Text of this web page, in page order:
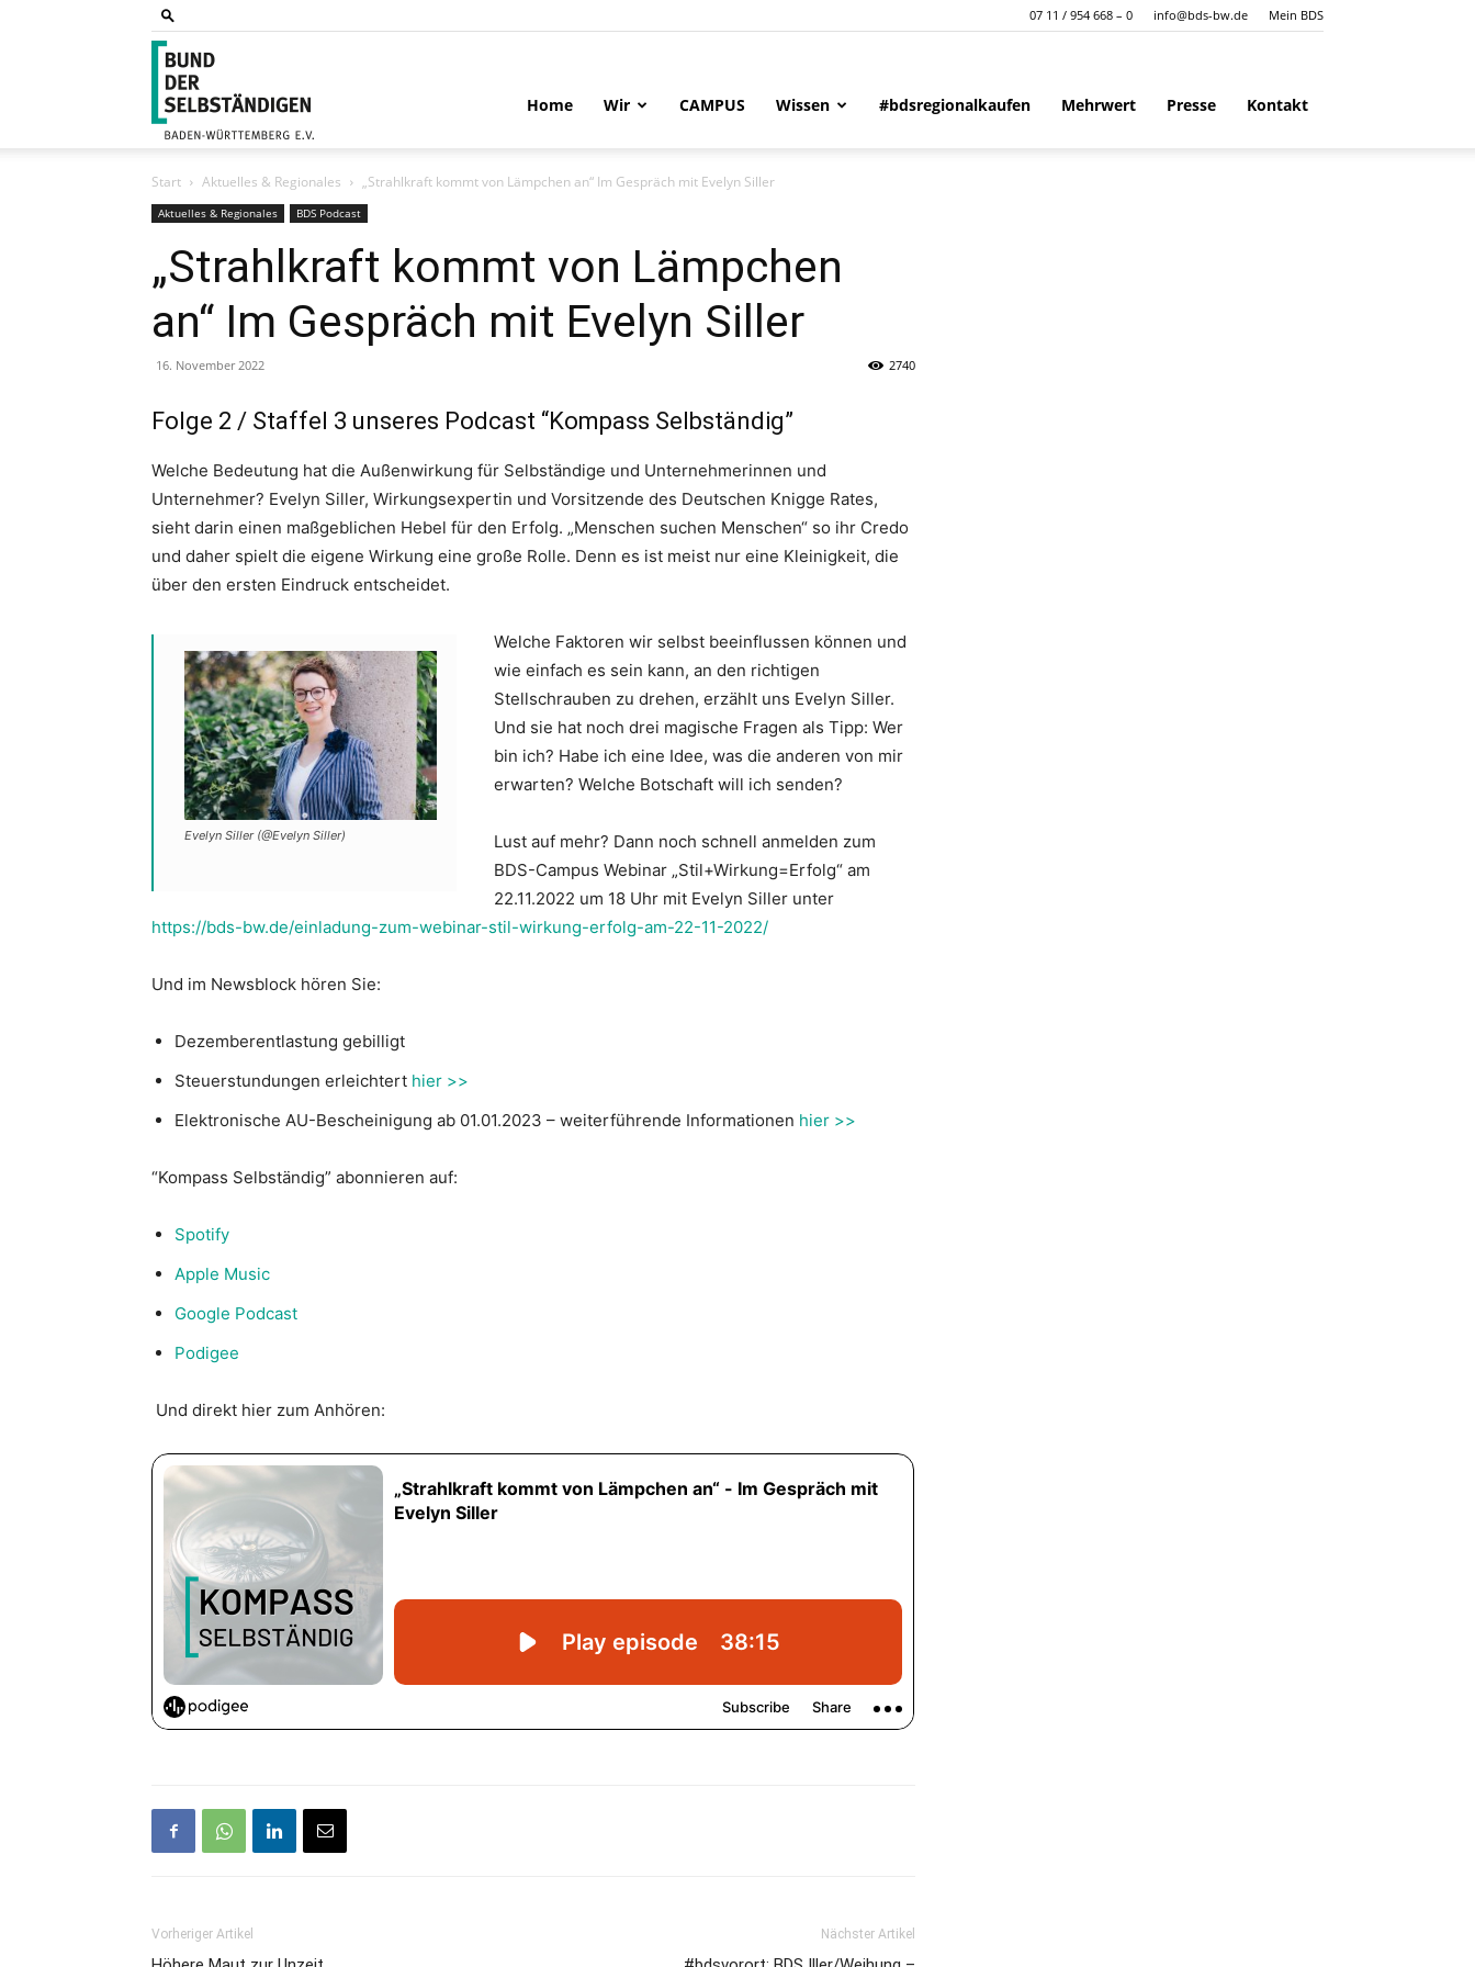
07 11 / 954 668 – 0 info@bds-bw.de Mein BDS
Selbständigen
Württemberg
Home Wir CAMPUS Wissen #bdsregionalkaufen Mehrwert Presse Kontakt
Start Aktuelles & Regionales „Strahlkraft kommt von Lämpchen an“ Im Gespräch mit Evelyn Siller
Aktuelles & Regionales BDS Podcast
„Strahlkraft kommt von Lämpchen
an“ Im Gespräch mit Evelyn Siller
16. November 2022 2740
Folge 2 / Staffel 3 unseres Podcast “Kompass Selbständig”
Welche Bedeutung hat die Außenwirkung für Selbständige und Unternehmerinnen und
Unternehmer? Evelyn Siller, Wirkungsexpertin und Vorsitzende des Deutschen Knigge Rates,
sieht darin einen maßgeblichen Hebel für den Erfolg. „Menschen suchen Menschen“ so ihr Credo
und daher spielt die eigene Wirkung eine große Rolle. Denn es ist meist nur eine Kleinigkeit, die
über den ersten Eindruck entscheidet.
Evelyn Siller (@Evelyn Siller)
Welche Faktoren wir selbst beeinflussen können und
wie einfach es sein kann, an den richtigen
Stellschrauben zu drehen, erzählt uns Evelyn Siller.
Und sie hat noch drei magische Fragen als Tipp: Wer
bin ich? Habe ich eine Idee, was die anderen von mir
erwarten? Welche Botschaft will ich senden?
Lust auf mehr? Dann noch schnell anmelden zum
BDS-Campus Webinar „Stil+Wirkung=Erfolg“ am
22.11.2022 um 18 Uhr mit Evelyn Siller unter
https://bds-bw.de/einladung-zum-webinar-stil-wirkung-erfolg-am-22-11-2022/
Und im Newsblock hören Sie:
Dezemberentlastung gebilligt
Steuerstundungen erleichtert hier >>
Elektronische AU-Bescheinigung ab 01.01.2023 – weiterführende Informationen hier >>
“Kompass Selbständig” abonnieren auf:
Spotify
Apple Music
Google Podcast
Podigee
Und direkt hier zum Anhören:
Vorheriger Artikel Nächster Artikel